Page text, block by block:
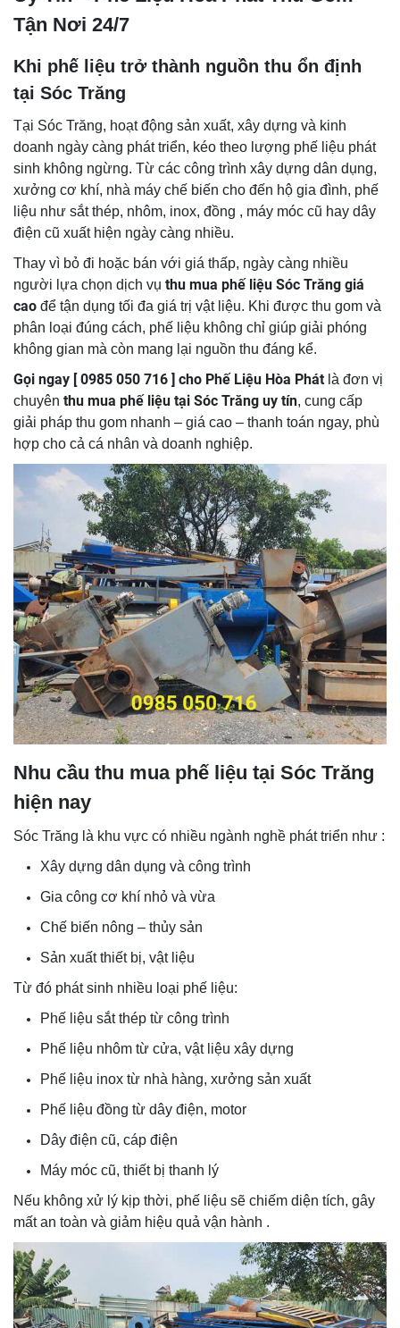
Tận Nơi 24/7
Khi phế liệu trở thành nguồn thu ổn định
tại Sóc Trăng
Tại Sóc Trăng, hoạt động sản xuất, xây dựng và kinh
doanh ngày càng phát triển, kéo theo lượng phế liệu phát
sinh không ngừng. Từ các công trình xây dựng dân dụng,
xưởng cơ khí, nhà máy chế biến cho đến hộ gia đình, phế
liệu như sắt thép, nhôm, inox, đồng , máy móc cũ hay dây
điện cũ xuất hiện ngày càng nhiều.
Thay vì bỏ đi hoặc bán với giá thấp, ngày càng nhiều
người lựa chọn dịch vụ thu mua phế liệu Sóc Trăng giá
cao để tận dụng tối đa giá trị vật liệu. Khi được thu gom và
phân loại đúng cách, phế liệu không chỉ giúp giải phóng
không gian mà còn mang lại nguồn thu đáng kể.
Gọi ngay [ 0985 050 716 ] cho Phế Liệu Hòa Phát là đơn vị
chuyên thu mua phế liệu tại Sóc Trăng uy tín, cung cấp
giải pháp thu gom nhanh – giá cao – thanh toán ngay, phù
hợp cho cả cá nhân và doanh nghiệp.
Nhu cầu thu mua phế liệu tại Sóc Trăng
hiện nay
Sóc Trăng là khu vực có nhiều ngành nghề phát triển như :
Xây dựng dân dụng và công trình
Gia công cơ khí nhỏ và vừa
Chế biến nông – thủy sản
Sản xuất thiết bị, vật liệu
Từ đó phát sinh nhiều loại phế liệu:
Phế liệu sắt thép từ công trình
Phế liệu nhôm từ cửa, vật liệu xây dựng
Phế liệu inox từ nhà hàng, xưởng sản xuất
Phế liệu đồng từ dây điện, motor
Dây điện cũ, cáp điện
Máy móc cũ, thiết bị thanh lý
Nếu không xử lý kịp thời, phế liệu sẽ chiếm diện tích, gây
mất an toàn và giảm hiệu quả vận hành .